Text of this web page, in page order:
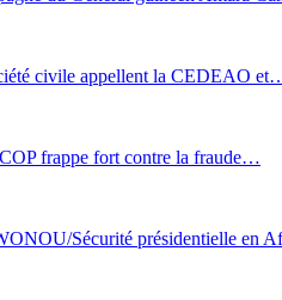
civile appellent la CEDEAO
frappe fort contre la fraude…
Sécurité présidentielle en